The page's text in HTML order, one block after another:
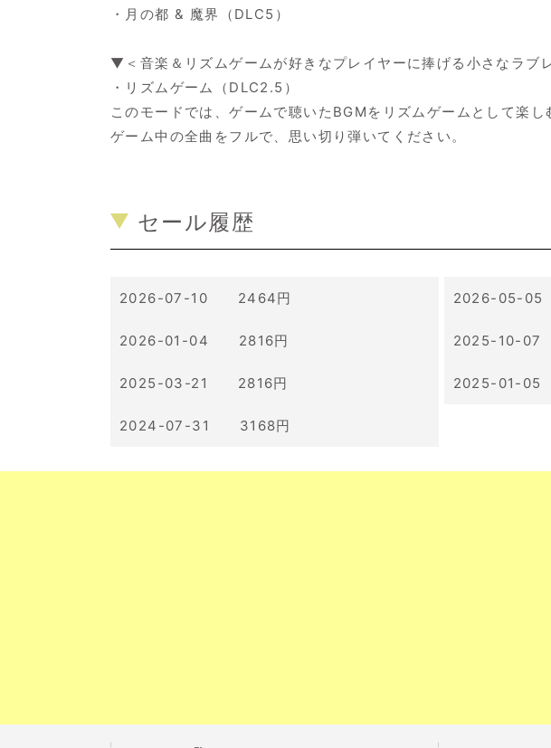
・月の都 & 魔界（DLC5）
▼＜音楽＆リズムゲームが好きなプレイヤーに捧げる小さなラブ
・リズムゲーム（DLC2.5）
このモードでは、ゲームで聴いたBGMをリズムゲームとして楽し
ゲーム中の全曲をフルで、思い切り弾いてください。
セール履歴
2026-07-10 2464円 2026-05-
2026-01-04 2816円 2025-10-
2025-03-21 2816円 2025-01-
2024-07-31 3168円